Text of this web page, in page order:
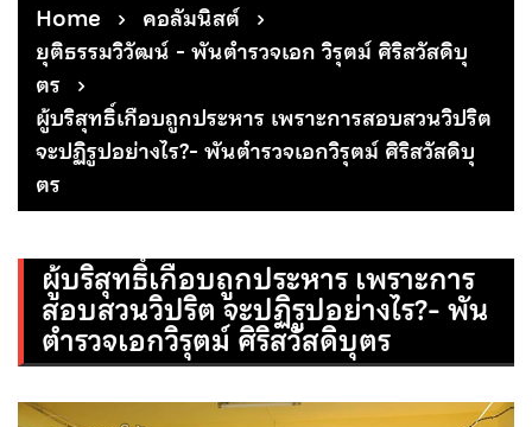
Home
คอลัมนิสต์
ยุติธรรมวิวัฒน์ - พันตำรวจเอก วิรุตม์ ศิริสวัสดิบุ
ตร
ผู้บริสุทธิ์เกือบถูกประหาร เพราะการสอบสวนวิปริต
จะปฏิรูปอย่างไร?- พันตำรวจเอกวิรุตม์ ศิริสวัสดิบุ
ตร
ผู้บริสุทธิ์เกือบถูกประหาร เพราะการ
สอบสวนวิปริต จะปฏิรูปอย่างไร?- พัน
ตำรวจเอกวิรุตม์ ศิริสวัสดิบุตร